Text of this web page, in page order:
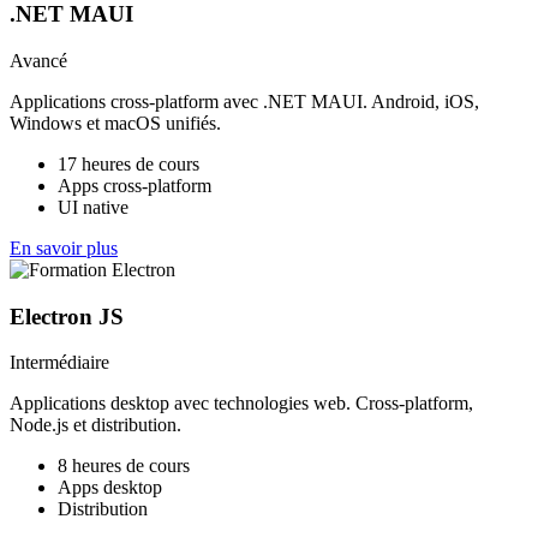
.NET MAUI
Avancé
Applications cross-platform avec .NET MAUI. Android, iOS,
Windows et macOS unifiés.
17 heures de cours
Apps cross-platform
UI native
En savoir plus
Electron JS
Intermédiaire
Applications desktop avec technologies web. Cross-platform,
Node.js et distribution.
8 heures de cours
Apps desktop
Distribution